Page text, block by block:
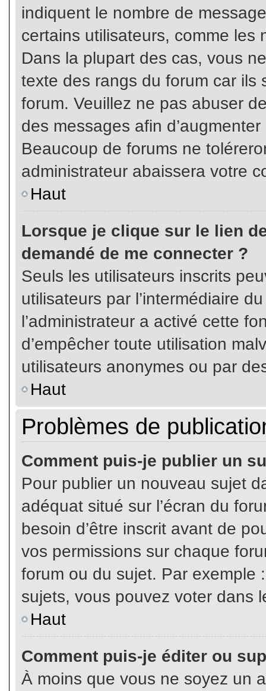
indiquent le nombre de
certains utilisateurs, comme les
Dans la plupart des cas, vous
texte des rangs du forum car ils
forum. Veuillez ne pas abuser
des messages afin
Beaucoup de forums ne
administrateur abaissera votre
Haut
Lorsque je clique sur le lien
demandé de me connecter ?
Seuls les utilisateurs inscrits
utilisateurs par l’intermédiaire
l’administrateur a activé cette
d’empêcher toute utilisation
utilisateurs anonymes ou par
Haut
Problèmes de
Comment puis-je publier un
Pour publier un nouveau sujet
adéquat situé sur l’écran du
besoin d’être inscrit avant de
vos permissions sur chaque
forum ou du sujet. Par exemple
sujets, vous pouvez voter dans
Haut
Comment puis-je éditer ou
À moins que vous ne soyez un